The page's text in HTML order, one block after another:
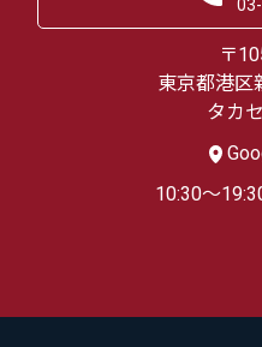
〒
東京都港区
タカ
10:30～